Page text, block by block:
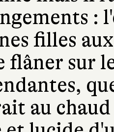
:
filles
flâner sur
au